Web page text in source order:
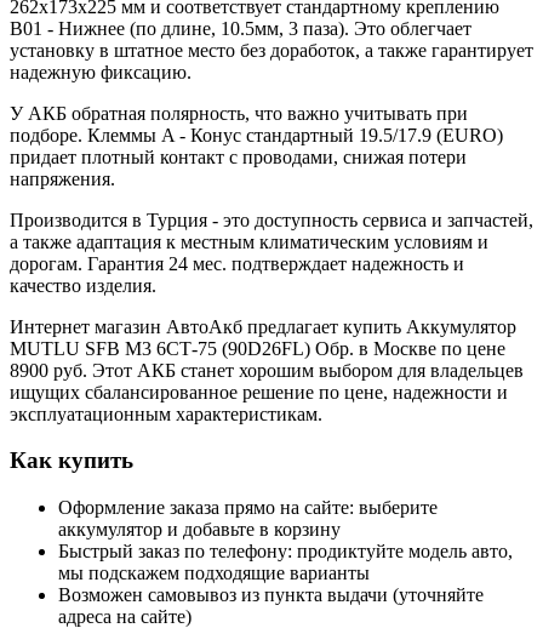
262x173x225 мм и соответствует стандартному креплению
B01 - Нижнее (по длине, 10.5мм, 3 паза). Это облегчает
установку в штатное место без доработок, а также гарантирует
надежную фиксацию.
У АКБ обратная полярность, что важно учитывать при
подборе. Клеммы A - Конус стандартный 19.5/17.9 (EURO)
придает плотный контакт с проводами, снижая потери
напряжения.
Производится в Турция - это доступность сервиса и запчастей,
а также адаптация к местным климатическим условиям и
дорогам. Гарантия 24 мес. подтверждает надежность и
качество изделия.
Интернет магазин АвтоАкб предлагает купить Аккумулятор
MUTLU SFB M3 6СТ-75 (90D26FL) Обр. в Москве по цене
8900 руб. Этот АКБ станет хорошим выбором для владельцев
ищущих сбалансированное решение по цене, надежности и
эксплуатационным характеристикам.
Как купить
Оформление заказа прямо на сайте: выберите
аккумулятор и добавьте в корзину
Быстрый заказ по телефону: продиктуйте модель авто,
мы подскажем подходящие варианты
Возможен самовывоз из пункта выдачи (уточняйте
адреса на сайте)